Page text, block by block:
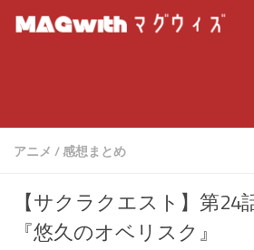
アニメ /感想まとめ
【サクラクエスト】第24
『悠久のオベリスク』